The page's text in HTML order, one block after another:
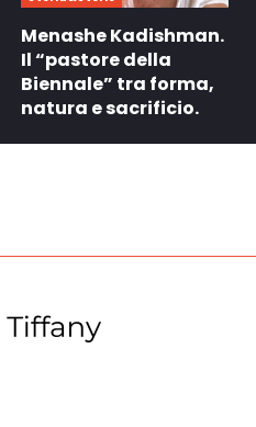
Menashe Kadishman.
Il “pastore della
Biennale” tra forma,
natura e sacrificio.